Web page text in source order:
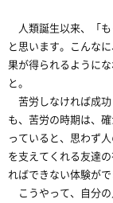
人類誕生以来、「も
と思います。こんな
果が得られるように
と。
苦労しなければ成功
も、苦労の時期は、
っていると、思わず
を支えてくれる友達
ればできない体験がで
こうやって、自分の